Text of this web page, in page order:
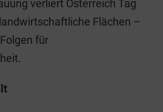
verliert Österreich Tag
Flächen –
für